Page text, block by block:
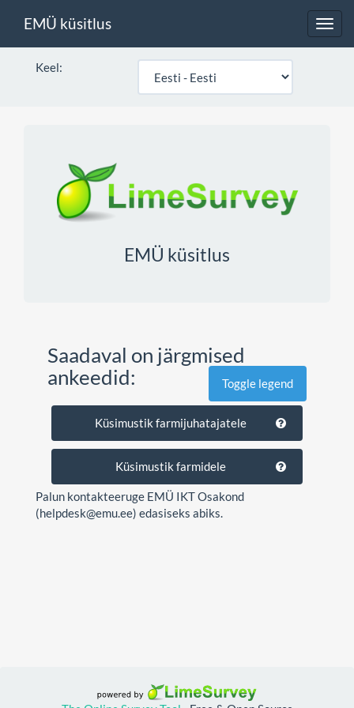
EMÜ küsitlus
Keel:
EMÜ küsitlus
Saadaval on järgmised
ankeedid:
Toggle legend
Küsimustik farmijuhatajatele
Küsimustik farmidele
Palun kontakteeruge EMÜ IKT Osakond
(helpdesk@emu.ee) edasiseks abiks.